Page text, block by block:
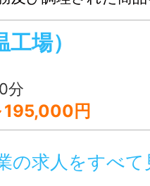
件：時給1,100円
し
）
65歳）
、日曜）、GW・年
給休暇日数：10日
ための袋詰め（
頂きます。 ※男女
ますので安心して
空パック品を主に
仕事です。 変更
場）
分
円
の求人をすべて